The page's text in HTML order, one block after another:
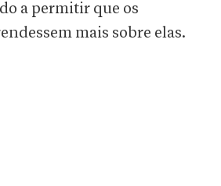
a permitir que os
mais sobre elas.